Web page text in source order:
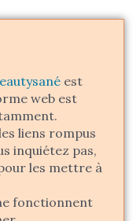
est
web est
liens rompus
inquiétez pas,
les mettre à
fonctionnent